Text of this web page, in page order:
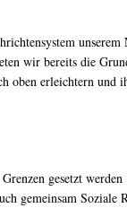
wir bereits die
erleichtern und
gesetzt
gemeinsam Soziale